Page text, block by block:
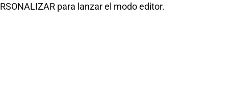
para lanzar el modo editor.